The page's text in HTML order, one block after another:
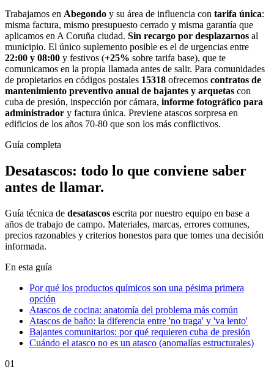
Trabajamos en Abegondo y su área de influencia con tarifa única:
misma factura, mismo presupuesto cerrado y misma garantía que
aplicamos en A Coruña ciudad. Sin recargo por desplazarnos al
municipio. El único suplemento posible es el de urgencias entre
22:00 y 08:00 y festivos (+25% sobre tarifa base), que te
comunicamos en la propia llamada antes de salir. Para comunidades
de propietarios en códigos postales 15318 ofrecemos contratos de
mantenimiento preventivo anual de bajantes y arquetas con
cuba de presión, inspección por cámara, informe fotográfico para
administrador y factura única. Previene atascos sorpresa en
edificios de los años 70-80 que son los más conflictivos.
Guía completa
Desatascos: todo lo que conviene saber
antes de llamar.
Guía técnica de desatascos escrita por nuestro equipo en base a
años de trabajo de campo. Materiales, marcas, errores comunes,
precios razonables y criterios honestos para que tomes una decisión
informada.
En esta guía
Por qué los productos químicos son una pésima primera
opción
Atascos de cocina: anatomía del problema más común
Atascos de baño: la diferencia entre 'no traga' y 'va lento'
Bajantes comunitarios: por qué requieren cuba de presión
Cuándo el atasco no es un atasco (anomalías estructurales)
01